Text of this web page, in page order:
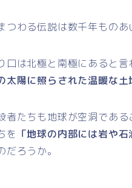
つわる伝説は数千年ものあ
口は北極と南極にあると
太陽に照らされた温暖な土
者たちも地球が空洞であ
を 「地球の内部には岩や
ろうか。